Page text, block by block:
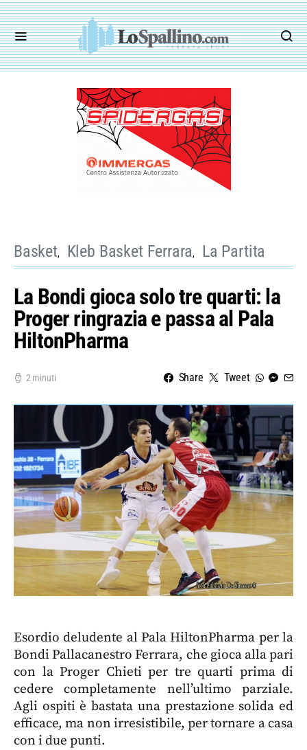
Basket Kleb Basket Ferrara La Partita
La Bondi gioca solo tre quarti: la
Proger ringrazia e passa al Pala
HiltonPharma
2 minuti Share Tweet
Esordio deludente al Pala HiltonPharma per la
Bondi Pallacanestro Ferrara, che gioca alla pari
con la Proger Chieti per tre quarti prima di
cedere completamente nell’ultimo parziale.
Agli ospiti è bastata una prestazione solida ed
efficace, ma non irresistibile, per tornare a casa
con i due punti.